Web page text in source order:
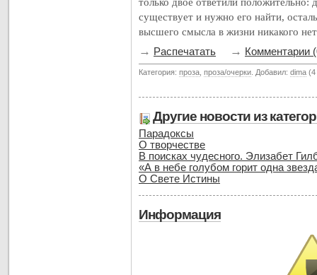
существует и нужно его найти,
высшего смысла в жизни никакого
→ Распечатать → Комментарии
Категория: проза проза/очерки . Добавил: dima (4
Другие новости из
Парадоксы
О творчестве
В поисках чудесного. Элизабет
«А в небе голубом горит одна
О Свете Истины
Информация